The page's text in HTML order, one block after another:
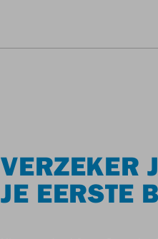
VERZEKER
JE EERSTE